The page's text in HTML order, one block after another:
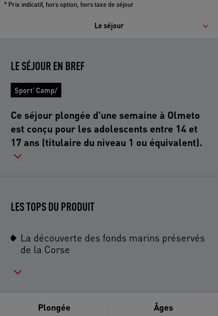
* Prix indicatif, hors option, hors taxe de séjour
Le séjour
LE SÉJOUR EN BREF
Sport' Camp/
Ce séjour plongée d'une semaine à Olmeto
est conçu pour les adolescents entre 14 et
17 ans (titulaire du niveau 1 ou équivalent).
LES TOPS DU PRODUIT
La découverte des fonds marins préservés
de la Corse
Plongée Âges